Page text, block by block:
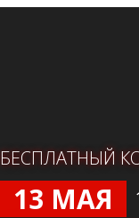
БЕСПЛАТНЫЙ
13 МАЯ